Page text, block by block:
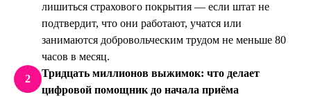
лишиться страхового покрытия — если штат не
подтвердит, что они работают, учатся или
занимаются добровольческим трудом не меньше 80
часов в месяц.
2
Тридцать миллионов выжимок: что делает
цифровой помощник до начала приёма